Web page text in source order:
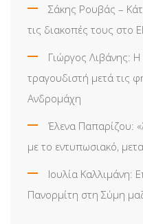
Σάκης Ρουβάς –
τις διακοπές τους στο
Γιώργος Λιβάνης: Η
τραγουδιστή μετά τις
Ανδρομάχη
Έλενα Παπαρίζου:
με το εντυπωσιακό,
Ιουλία Καλλιμάνη:
Πανορμίτη στη Σύμη